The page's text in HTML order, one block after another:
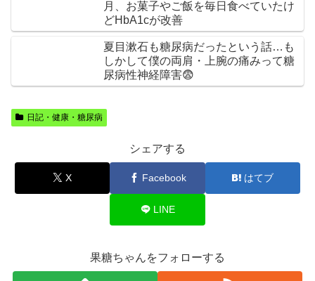
月、お菓子やご飯を毎日食べていたけ
どHbA1cが改善
夏目漱石も糖尿病だったという話…も
しかして僕の両肩・上腕の痛みって糖
尿病性神経障害😨
日記・健康・糖尿病
シェアする
X Facebook はてブ
LINE
果糖ちゃんをフォローする